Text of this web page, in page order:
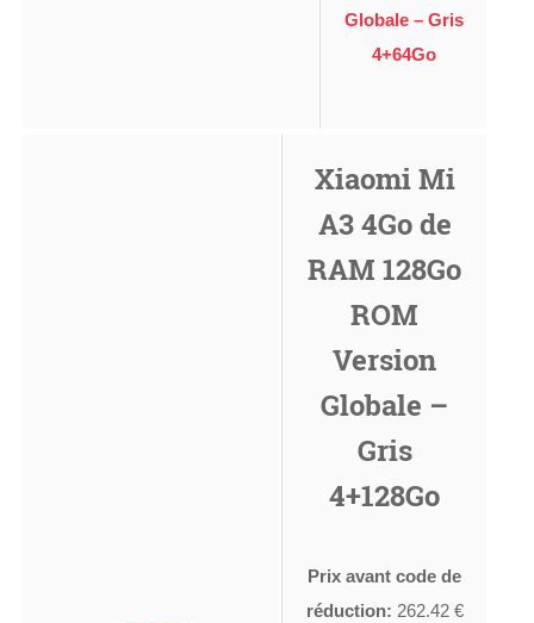
Globale – Gris
4+64Go
Xiaomi Mi
A3 4Go de
RAM 128Go
ROM
Version
Globale –
Gris
4+128Go
Prix avant code de
réduction: 262.42 €